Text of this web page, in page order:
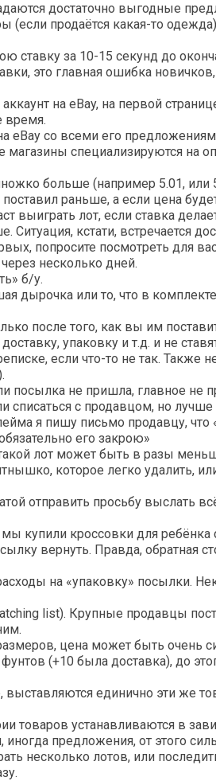
достаточно выгодные
продаётся какая-то
ставку за 10-15 секунд до
это главная ошибка
на eBay, на первой
время.
eBay со всеми его
специализируются на
больше (например 5.01, или
раньше, а если цена
выиграть лот, если ставка
кстати, встречается
попросите посмотреть для
несколько дней.
б/у.
дырочка или то, что в
после того, как вы им
упаковку и т.д. и не
если что-то не так. Также не
не пришла, главное не
списаться с продавцом, но
я пишу письмо продавцу, что
его закрою»
лот может быть в разы
которое легко удалить,
отправить просьбу выслать
купили кроссовки для ребёнка
вернуть. Правда, обратная
на «упаковку» посылки.
list). Крупные продавцы
цена может быть очень
(+10 была доставка), до
единично эти же
товаров устанавливаются в
предложения, от этого
несколько лотов, или